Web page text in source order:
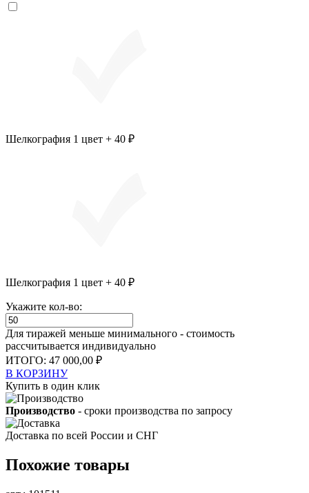
Шелкография 1 цвет + 40 ₽
Шелкография 1 цвет + 40 ₽
Укажите кол-во:
Для тиражей меньше минимального - стоимость
рассчитывается индивидуально
ИТОГО: 47 000,00 ₽
В КОРЗИНУ
Купить в один клик
Производство - сроки производства по запросу
Доставка по всей России и СНГ
Похожие товары